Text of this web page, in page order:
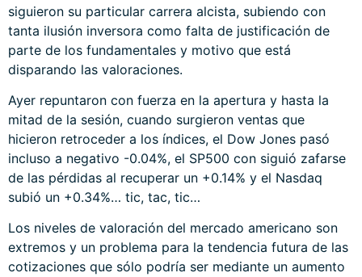
siguieron su particular carrera alcista, subiendo con
tanta ilusión inversora como falta de justificación de
parte de los fundamentales y motivo que está
disparando las valoraciones.
Ayer repuntaron con fuerza en la apertura y hasta la
mitad de la sesión, cuando surgieron ventas que
hicieron retroceder a los índices, el Dow Jones pasó
incluso a negativo -0.04%, el SP500 con siguió zafarse
de las pérdidas al recuperar un +0.14% y el Nasdaq
subió un +0.34%… tic, tac, tic…
Los niveles de valoración del mercado americano son
extremos y un problema para la tendencia futura de las
cotizaciones que sólo podría ser mediante un aumento